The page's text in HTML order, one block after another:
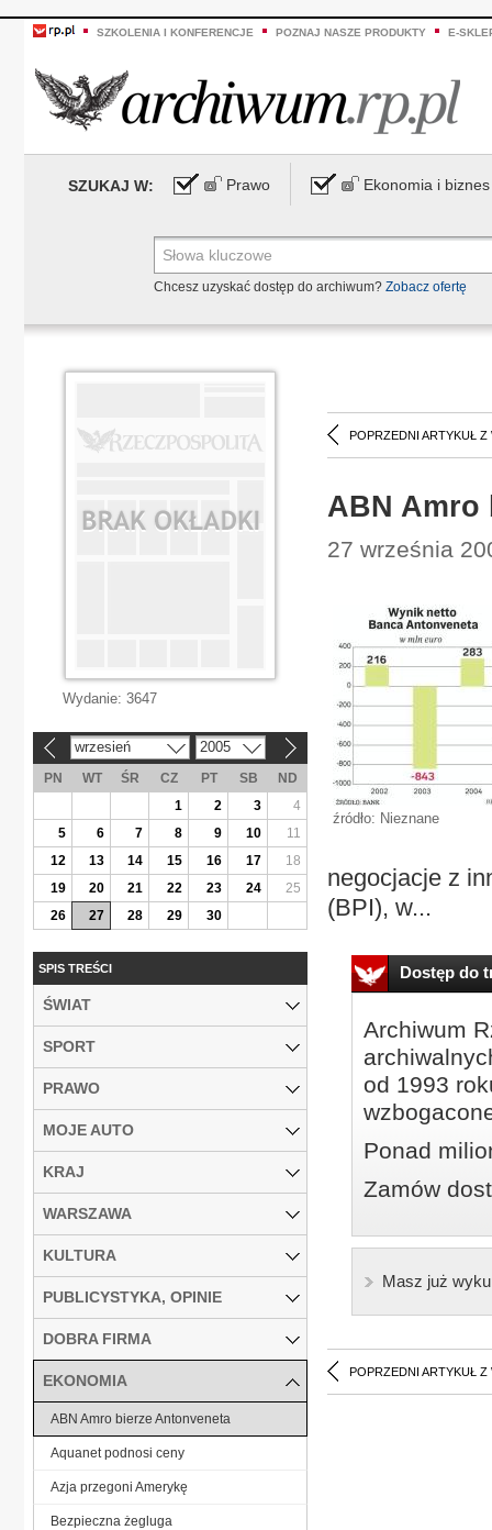
SZKOLENIA I KONFERENCJE POZNAJ NASZE PRODUKTY E-
SZUKAJ W: Prawo Ekonomia i biznes
Chcesz uzyskać dostęp do archiwum? Zobacz ofertę
POPRZEDNI ARTYKUŁ Z
ABN Amro
27 września
źródło: Nieznane
negocjacje z
(BPI), w...
Dostęp do
Archiwum
od 1993
Ponad
Zamów
Masz już
POPRZEDNI ARTYKUŁ Z
Wydanie: 3647
wrzesień 2005
PN WT ŚR CZ PT SB
ND
1
2 3
4
5
6 7 8 9 10
11
12
13 14 15 16 17
18
19
20 21 22 23 24
25
26
27 28 29 30
SPIS TREŚCI
ŚWIAT
SPORT
PRAWO
MOJE AUTO
KRAJ
WARSZAWA
KULTURA
PUBLICYSTYKA, OPINIE
DOBRA FIRMA
EKONOMIA
ABN Amro bierze Antonveneta
Aquanet podnosi ceny
Azja przegoni Amerykę
Bezpieczna żegluga